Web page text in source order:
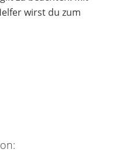
wirst du zum